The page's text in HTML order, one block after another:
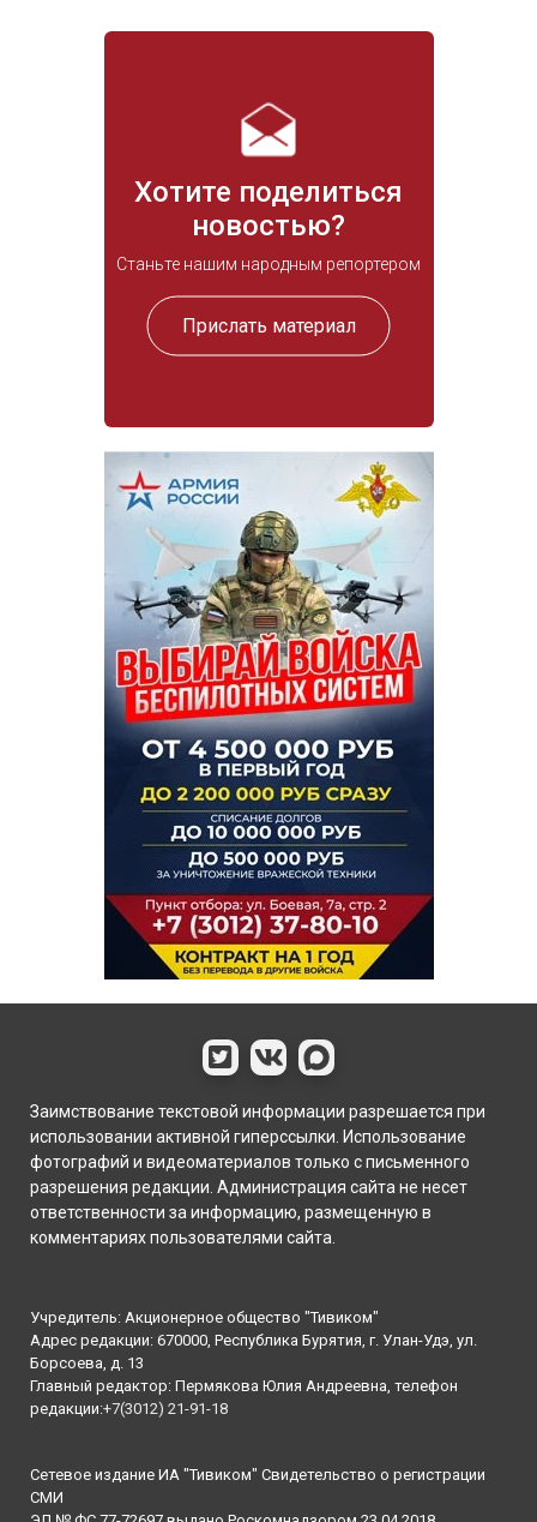
Хотите поделиться
новостью?
Станьте нашим народным репортером
Прислать материал
Заимствование текстовой информации разрешается при
использовании активной гиперссылки. Использование
фотографий и видеоматериалов только с письменного
разрешения редакции. Администрация сайта не несет
ответственности за информацию, размещенную в
комментариях пользователями сайта.
Учредитель: Акционерное общество "Тивиком"
Адрес редакции: 670000, Республика Бурятия, г. Улан-Удэ, ул.
Борсоева, д. 13
Главный редактор: Пермякова Юлия Андреевна, телефон
редакции:+7(3012) 21-91-18
Сетевое издание ИА "Тивиком" Свидетельство о регистрации
СМИ